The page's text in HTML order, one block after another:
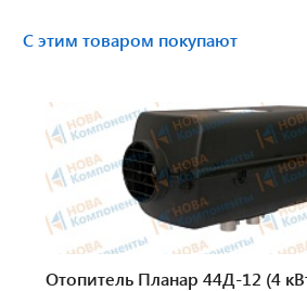
Датчики уровня топлива
Блоки СКЗИ (НКМ)
Тахографы
Элементы питания
GPS/GSM Антенны
С этим товаром покупают
Отопитель Планар 44Д-12 (4